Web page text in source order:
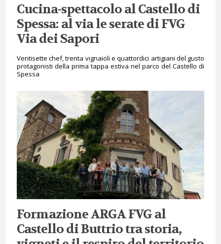
Cucina-spettacolo al Castello di
Spessa: al via le serate di FVG
Via dei Sapori
Ventisette chef, trenta vignaioli e quattordici artigiani del gusto
protagonisti della prima tappa estiva nel parco del Castello di
Spessa
Formazione ARGA FVG al
Castello di Buttrio tra storia,